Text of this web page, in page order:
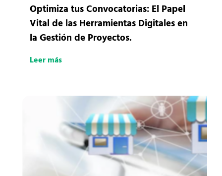
Optimiza tus Convocatorias: El Papel
Vital de las Herramientas Digitales en
la Gestión de Proyectos.
Leer más